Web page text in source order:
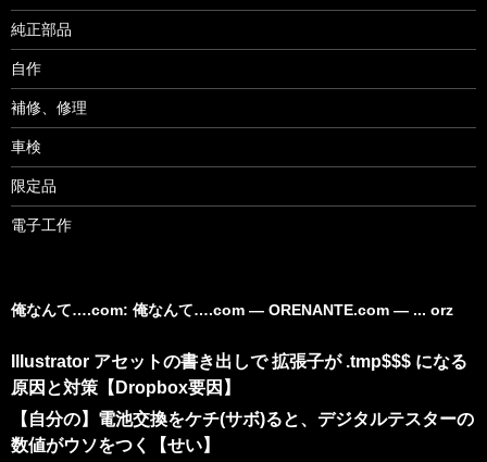
純正部品
自作
補修、修理
車検
限定品
電子工作
俺なんて….com: 俺なんて….com ― ORENANTE.com ― ... orz
Illustrator アセットの書き出しで 拡張子が .tmp$$$ になる
原因と対策【Dropbox要因】
【自分の】電池交換をケチ(サボ)ると、デジタルテスターの
数値がウソをつく【せい】